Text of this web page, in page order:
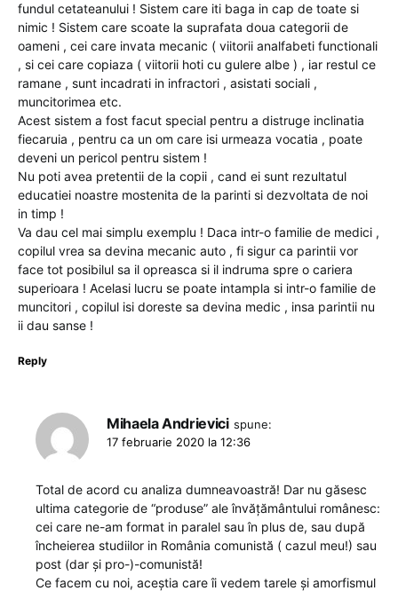
fundul cetateanului ! Sistem care iti baga in cap de toate si
nimic ! Sistem care scoate la suprafata doua categorii de
oameni , cei care invata mecanic ( viitorii analfabeti functionali
, si cei care copiaza ( viitorii hoti cu gulere albe ) , iar restul ce
ramane , sunt incadrati in infractori , asistati sociali ,
muncitorimea etc.
Acest sistem a fost facut special pentru a distruge inclinatia
fiecaruia , pentru ca un om care isi urmeaza vocatia , poate
deveni un pericol pentru sistem !
Nu poti avea pretentii de la copii , cand ei sunt rezultatul
educatiei noastre mostenita de la parinti si dezvoltata de noi
in timp !
Va dau cel mai simplu exemplu ! Daca intr-o familie de medici ,
copilul vrea sa devina mecanic auto , fi sigur ca parintii vor
face tot posibilul sa il opreasca si il indruma spre o cariera
superioara ! Acelasi lucru se poate intampla si intr-o familie de
muncitori , copilul isi doreste sa devina medic , insa parintii nu
ii dau sanse !
Reply
Mihaela Andrievici spune:
17 februarie 2020 la 12:36
Total de acord cu analiza dumneavoastră! Dar nu găsesc
ultima categorie de “produse” ale învățământului românesc:
cei care ne-am format in paralel sau în plus de, sau după
încheierea studiilor in România comunistă ( cazul meu!) sau
post (dar și pro-)-comunistă!
Ce facem cu noi, aceștia care îi vedem tarele și amorfismul